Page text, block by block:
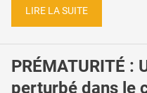
LIRE LA SUITE
PRÉMATURITÉ :
perturbé dans le